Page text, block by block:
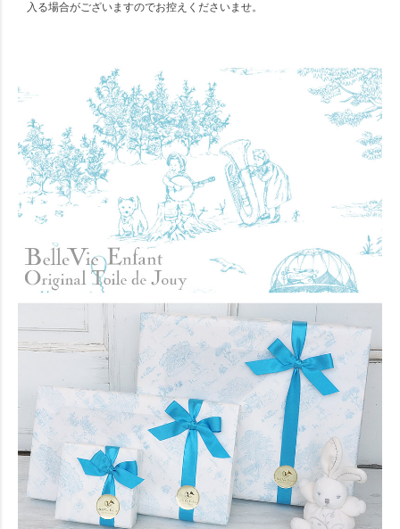
入る場合がございますのでお控えくださいませ。